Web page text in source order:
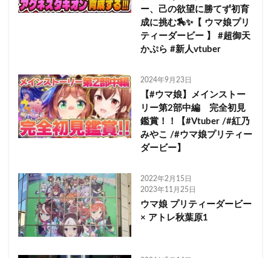
ー、己の欲望に勝てず初育
成に挑む🏇✨【 ウマ娘プリ
ティーダービー 】 #超御天
かぷら #新人vtuber
2024年9月23日
【#ウマ娘】メインストー
リー第2部中編 完全初見
鑑賞！！【#Vtuber /#紅乃
みやこ /#ウマ娘プリティー
ダービー】
2022年2月15日
2023年11月25日
ウマ娘 プリティーダービー
× アトレ秋葉原1